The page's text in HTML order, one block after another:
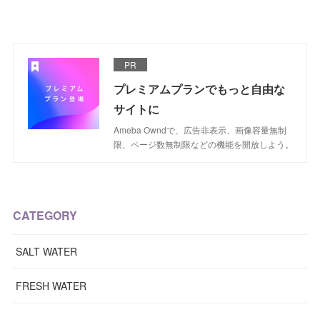
PR
プレミアムプランでもっと自由な
サイトに
Ameba Owndで、広告非表示、画像容量無制
限、ページ数無制限などの機能を開放しよう。
CATEGORY
SALT WATER
FRESH WATER